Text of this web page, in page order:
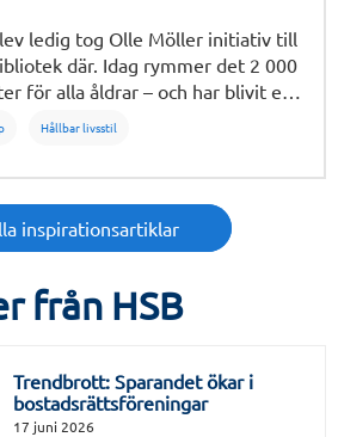
ledig tog Olle Möller initiativ till
där. Idag rymmer det 2 000
för alla åldrar – och har blivit en
för medlemmarna i brf
Hållbar livsstil
inspirationsartiklar
från HSB
Trendbrott: Sparandet ökar i
bostadsrättsföreningar
17 juni 2026